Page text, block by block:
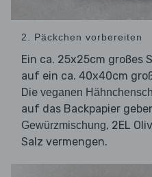
2. Päckchen vorbereiten
Ein ca. 25x25cm großes
auf ein ca. 40x40cm
Die veganen
auf das Backpapier
Gewürzmischung, 2EL
Salz vermengen.